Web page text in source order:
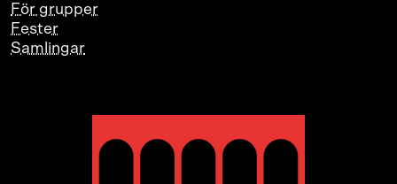
För grupper
Fester
Samlingar